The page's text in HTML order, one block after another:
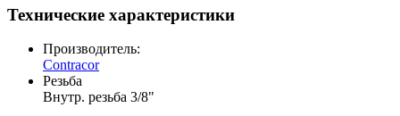
Технические характеристики
Производитель:
Contracor
Резьба
Внутр. резьба 3/8"